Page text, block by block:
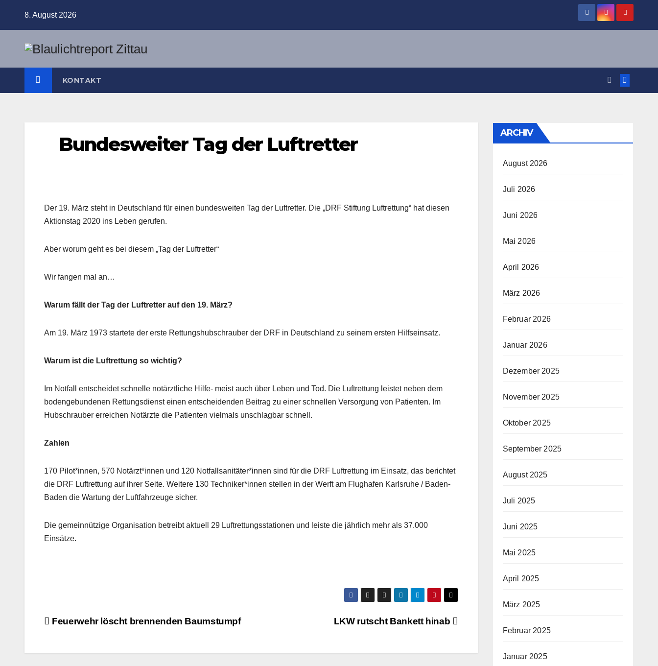
8. August 2026
KONTAKT
Bundesweiter Tag der Luftretter
Der 19. März steht in Deutschland für einen bundesweiten Tag der Luftretter. Die „DRF Stiftung Luftrettung“ hat diesen
Aktionstag 2020 ins Leben gerufen.
Aber worum geht es bei diesem „Tag der Luftretter“
Wir fangen mal an…
Warum fällt der Tag der Luftretter auf den 19. März?
Am 19. März 1973 startete der erste Rettungshubschrauber der DRF in Deutschland zu seinem ersten Hilfseinsatz.
Warum ist die Luftrettung so wichtig?
Im Notfall entscheidet schnelle notärztliche Hilfe- meist auch über Leben und Tod. Die Luftrettung leistet neben dem
bodengebundenen Rettungsdienst einen entscheidenden Beitrag zu einer schnellen Versorgung von Patienten. Im
Hubschrauber erreichen Notärzte die Patienten vielmals unschlagbar schnell.
Zahlen
170 Pilot*innen, 570 Notärzt*innen und 120 Notfallsanitäter*innen sind für die DRF Luftrettung im Einsatz, das berichtet
die DRF Luftrettung auf ihrer Seite. Weitere 130 Techniker*innen stellen in der Werft am Flughafen Karlsruhe / Baden-
Baden die Wartung der Luftfahrzeuge sicher.
Die gemeinnützige Organisation betreibt aktuell 29 Luftrettungsstationen und leiste die jährlich mehr als 37.000
Einsätze.
Beitragsnavigation LKW rutscht Bankett hinab
Feuerwehr löscht brennenden Baumstumpf
ARCHIV
August 2026
Juli 2026
Juni 2026
Mai 2026
April 2026
März 2026
Februar 2026
Januar 2026
Dezember 2025
November 2025
Oktober 2025
September 2025
August 2025
Juli 2025
Juni 2025
Mai 2025
April 2025
März 2025
Februar 2025
Januar 2025